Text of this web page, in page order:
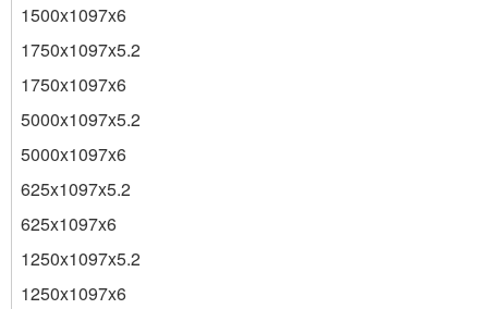
1500x1097x6
1750x1097x5.2
1750x1097x6
5000x1097x5.2
5000x1097x6
625x1097x5.2
625x1097x6
1250x1097x5.2
1250x1097x6